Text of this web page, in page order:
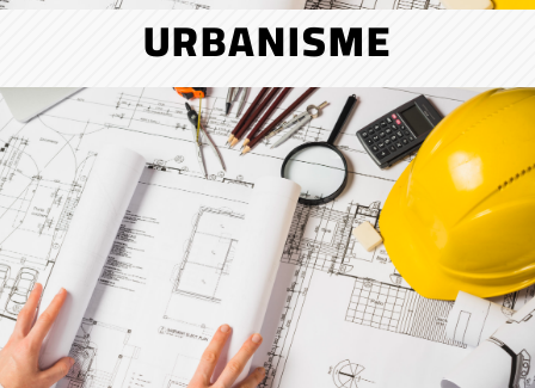
URBANISME